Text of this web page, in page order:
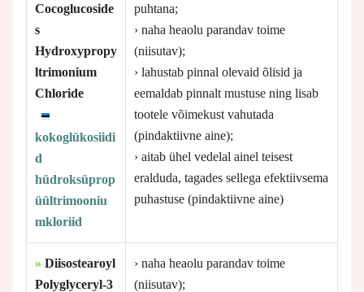
Cocoglucoside
s
Hydroxypropy
ltrimonium
Chloride
kokoglükosiidi
d
hüdroksüprop
üültrimooniu
mkloriid
puhtana;
› naha heaolu parandav toime
(niisutav);
› lahustab pinnal olevaid õlisid ja
eemaldab pinnalt mustuse ning lisab
tootele võimekust vahutada
(pindaktiivne aine);
› aitab ühel vedelal ainel teisest
eralduda, tagades sellega efektiivsema
puhastuse (pindaktiivne aine)
» Diisostearoyl
Polyglyceryl-3
› naha heaolu parandav toime
(niisutav);